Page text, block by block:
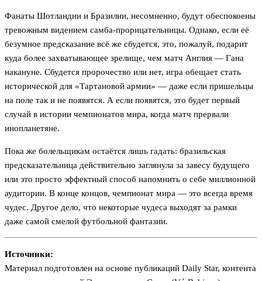
Фанаты Шотландии и Бразилии, несомненно, будут обеспокоены
тревожным видением самба-прорицательницы. Однако, если её
безумное предсказание всё же сбудется, это, пожалуй, подарит
куда более захватывающее зрелище, чем матч Англия — Гана
накануне. Сбудется пророчество или нет, игра обещает стать
исторической для «Тартановой армии» — даже если пришельцы
на поле так и не появятся. А если появятся, это будет первый
случай в истории чемпионатов мира, когда матч прервали
инопланетяне.
Пока же болельщикам остаётся лишь гадать: бразильская
предсказательница действительно заглянула за завесу будущего
или это просто эффектный способ напомнить о себе миллионной
аудитории. В конце концов, чемпионат мира — это всегда время
чудес. Другое дело, что некоторые чудеса выходят за рамки
даже самой смелой футбольной фантазии.
Источники:
Материал подготовлен на основе публикаций Daily Star, контента